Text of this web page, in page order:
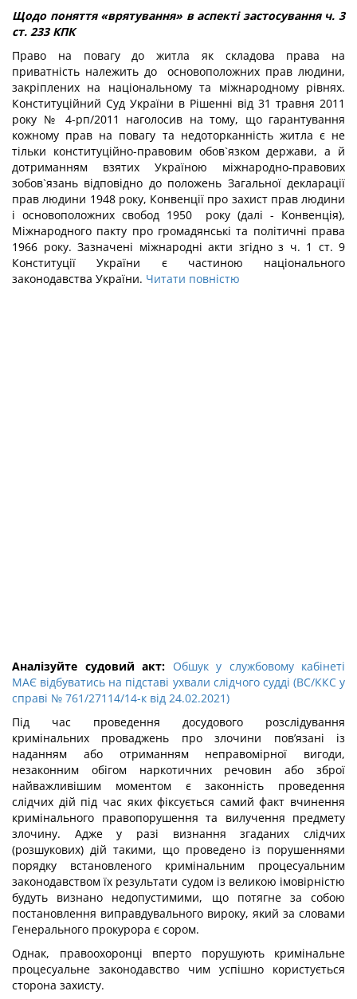
Щодо поняття «врятування» в аспекті застосування ч. 3
ст. 233 КПК
Право на повагу до житла як складова права на
приватність належить до основоположних прав людини,
закріплених на національному та міжнародному рівнях.
Конституційний Суд України в Рішенні від 31 травня 2011
року № 4-рп/2011 наголосив на тому, що гарантування
кожному прав на повагу та недоторканність житла є не
тільки конституційно-правовим обов`язком держави, а й
дотриманням взятих Україною міжнародно-правових
зобов`язань відповідно до положень Загальної декларації
прав людини 1948 року, Конвенції про захист прав людини
і основоположних свобод 1950 року (далі - Конвенція),
Міжнародного пакту про громадянські та політичні права
1966 року. Зазначені міжнародні акти згідно з ч. 1 ст. 9
Конституції України є частиною національного
законодавства України. Читати повністю
Аналізуйте судовий акт: Обшук у службовому кабінеті
МАЄ відбуватись на підставі ухвали слідчого судді (ВС/ККС у
справі № 761/27114/14-к від 24.02.2021)
Під час проведення досудового розслідування
кримінальних проваджень про злочини пов’язані із
наданням або отриманням неправомірної вигоди,
незаконним обігом наркотичних речовин або зброї
найважливішим моментом є законність проведення
слідчих дій під час яких фіксується самий факт вчинення
кримінального правопорушення та вилучення предмету
злочину. Адже у разі визнання згаданих слідчих
(розшукових) дій такими, що проведено із порушеннями
порядку встановленого кримінальним процесуальним
законодавством їх результати судом із великою імовірністю
будуть визнано недопустимими, що потягне за собою
постановлення виправдувального вироку, який за словами
Генерального прокурора є сором.
Однак, правоохоронці вперто порушують кримінальне
процесуальне законодавство чим успішно користується
сторона захисту.